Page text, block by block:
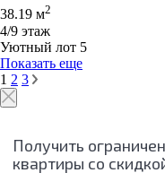
38.19 м2
4/9 этаж
Уютный лот 5
Показать еще
1 2 3
Получить
квартиры со